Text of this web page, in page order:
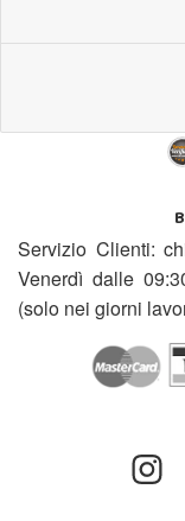
Servizio Clienti:
Venerdì dalle
(solo nei giorni